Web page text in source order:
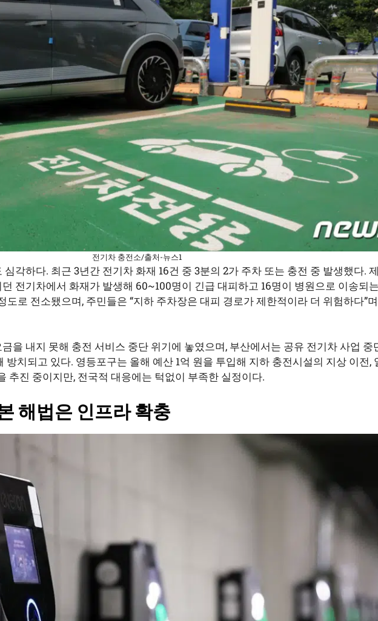
전기차 충전소/출처-뉴스1
각하다. 최근 3년간 전기차 화재 16건 중 3분의 2가 주차 또는 충전 중 발생했다.
전기차에서 화재가 발생해 60~100명이 긴급 대피하고 16명이 병원으로 이송되
도로 전소됐으며, 주민들은 “지하 주차장은 대피 경로가 제한적이라 더 위험하다”
을 내지 못해 충전 서비스 중단 위기에 놓였으며, 부산에서는 공유 전기차 사업 중
방치되고 있다. 영등포구는 올해 예산 1억 원을 투입해 지하 충전시설의 지상 이전,
추진 중이지만, 전국적 대응에는 턱없이 부족한 실정이다.
해법은 인프라 확충